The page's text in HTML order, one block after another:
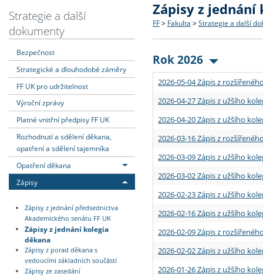
Dozvědět se více
Struktura a historie
Strategie a další
Podpora a benefity pro
Absolventi fakulty
Podat přihlášku
Co studovat a jak se
Učitelské studijní
Informace k průběhu
Dozvědět se více
Bakalářské a magisterské
Doktorské studium
Rigorózní řízení
Dozvědět se více
O vědě a výzkumu na FF
Akademické kvalifikace
Granty a projekty
Dozvědět se více
Aktuální nabídky a
Vyjíždějící studenti
Přijíždějící studenti
Vyjíždějící zaměstnanci
Strategie a další
dokumenty
Bezpečnost
Strategické a dlouhodobé záměry
FF UK pro udržitelnost
Výroční zprávy
Platné vnitřní předpisy FF UK
Rozhodnutí a sdělení děkana,
opatření a sdělení tajemníka
Opatření děkana
Zápisy
Zápisy z jednání předsednictva
Akademického senátu FF UK
Zápisy z jednání kolegia
děkana
Zápisy z porad děkana s
vedoucími základních součástí
Zápisy ze zasedání
Zápisy z jednání
FF > Fakulta > Strategie a další
Rok 2026
2026-05-04 Zápis z
2026-04-27 Zápis z užšího
2026-04-20 Zápis z užšího
2026-03-16 Zápis z
2026-03-09 Zápis z užšího
2026-03-02 Zápis z užšího
2026-02-23 Zápis z užšího
2026-02-16 Zápis z užšího
2026-02-09 Zápis z
2026-02-02 Zápis z užšího
2026-01-26 Zápis z užšího